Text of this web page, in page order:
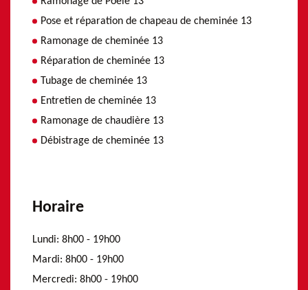
Pose et réparation de chapeau de cheminée 13
Ramonage de cheminée 13
Réparation de cheminée 13
Tubage de cheminée 13
Entretien de cheminée 13
Ramonage de chaudière 13
Débistrage de cheminée 13
Horaire
Lundi: 8h00 - 19h00
Mardi: 8h00 - 19h00
Mercredi: 8h00 - 19h00